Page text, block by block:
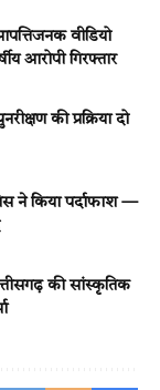
वीडियो
आरोपी गिरफ्तार
की प्रक्रिया दो
ने किया पर्दाफाश —
की सांस्कृतिक